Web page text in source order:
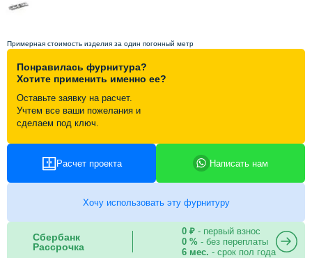
Контакты
Примерная стоимость изделия за один погонный метр
Понравилась фурнитура?
Хотите применить именно ее?
Оставьте заявку на расчет.
Учтем все ваши пожелания и
сделаем под ключ.
Расчет проекта Написать нам
Хочу использовать эту фурнитуру
Сбербанк
Рассрочка
0 ₽- первый взнос
0 %- без переплаты
6 мес. - срок пол года